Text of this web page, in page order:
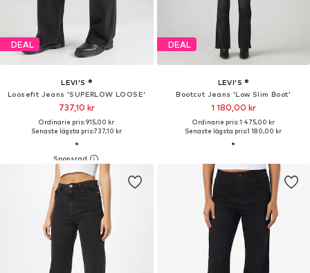
DEAL
LEVI'S ®
Loosefit Jeans 'SUPERLOW LOOSE'
737,10 kr
Ordinarie pris: 915,00 kr
Senaste lägsta pris:737,10 kr
DEAL
LEVI'S ®
Bootcut Jeans 'Low Slim Boot'
1 180,00 kr
Ordinarie pris: 1 475,00 kr
Senaste lägsta pris:1 180,00 kr